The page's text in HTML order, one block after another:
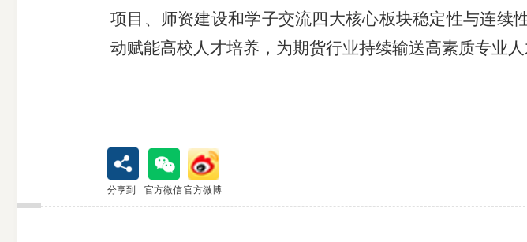
项目、师资建设和学子交流四大核心板块稳定性与连续
动赋能高校人才培养，为期货行业持续输送高素质专业人
分享到 官方微信官方微博